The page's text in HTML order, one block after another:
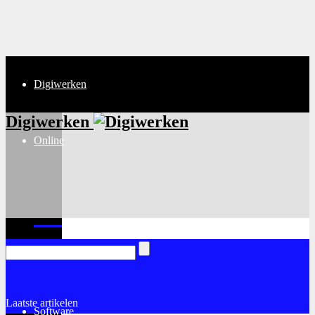
Digiwerken
Online
Software
Digiwerken
Laatste artikelen